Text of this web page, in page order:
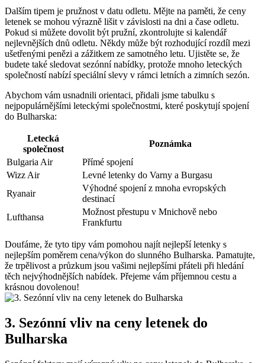
Dalším tipem je pružnost v datu odletu. Mějte na paměti, že ceny
letenek se mohou výrazně lišit v závislosti na dni a čase odletu.
Pokud si můžete dovolit být pružní, zkontrolujte si kalendář
nejlevnějších dnů odletu. Někdy může být rozhodující rozdíl mezi
ušetřenými penězi a zážitkem ze samotného letu. Ujistěte se, že
budete také sledovat sezónní nabídky, protože mnoho leteckých
společností nabízí speciální slevy v rámci letních a zimních sezón.
Abychom vám usnadnili orientaci, přidali jsme tabulku s
nejpopulárnějšími leteckými společnostmi, které poskytují spojení
do Bulharska:
Letecká
společnost
Poznámka
Bulgaria Air
Přímé spojení
Wizz Air
Levné letenky do Varny a Burgasu
Ryanair
Výhodné spojení z mnoha evropských
destinací
Lufthansa
Možnost přestupu v Mnichově nebo
Frankfurtu
Doufáme, že tyto tipy vám pomohou najít nejlepší letenky s
nejlepším poměrem cena/výkon do slunného Bulharska. Pamatujte,
že trpělivost a průzkum jsou vašimi nejlepšími přáteli při hledání
těch nejvýhodnějších nabídek. Přejeme vám příjemnou cestu a
krásnou dovolenou!
3. Sezónní vliv na ceny letenek do
Bulharska